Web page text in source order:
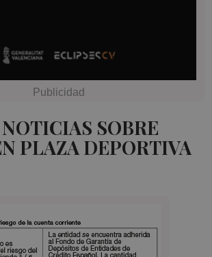
SOBRE
PLAZA DEPORTIVA